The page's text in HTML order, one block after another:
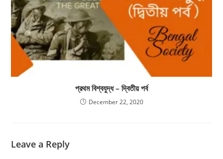
প্রথম বিশ্বযুদ্ধ – দ্বিতীয় পর্ব
December 22, 2020
Leave a Reply